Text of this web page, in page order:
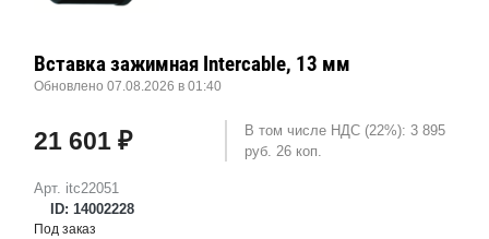
Арт. itc22051
ID: 14002228
Вставка зажимная Intercable, 13 мм
Обновлено 07.08.2026 в 01:40
21 601 ₽
В том числе НДС (22%): 3 895
руб. 26 коп.
Под заказ